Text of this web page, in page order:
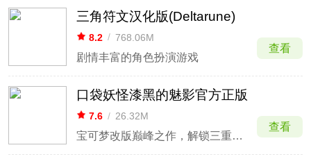
三角符文汉化版(Deltarune)
8.2 / 768.06M
剧情丰富的角色扮演游戏
查看
口袋妖怪漆黑的魅影官方正版
7.6 / 26.32M
宝可梦改版巅峰之作，解锁三重平宇宙冒险
查看